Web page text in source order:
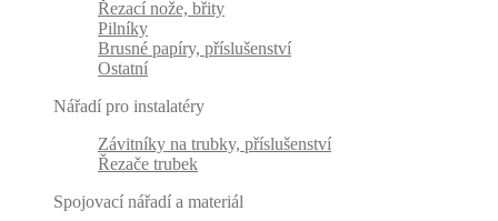
Řezací nože, břity
Pilníky
Brusné papíry, příslušenství
Ostatní
Nářadí pro instalatéry
Závitníky na trubky, příslušenství
Řezače trubek
Spojovací nářadí a materiál